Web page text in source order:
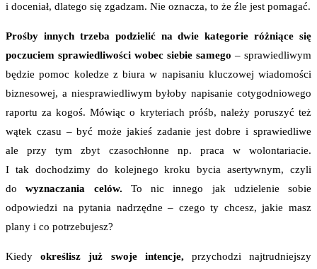
i doceniał, dlatego się zgadzam. Nie oznacza, to że źle jest pomagać.
Prośby innych trzeba podzielić na dwie kategorie różniące się
poczuciem sprawiedliwości wobec siebie samego – sprawiedliwym
będzie pomoc koledze z biura w napisaniu kluczowej wiadomości
biznesowej, a niesprawiedliwym byłoby napisanie cotygodniowego
raportu za kogoś. Mówiąc o kryteriach próśb, należy poruszyć też
wątek czasu – być może jakieś zadanie jest dobre i sprawiedliwe
ale przy tym zbyt czasochłonne np. praca w wolontariacie.
I tak dochodzimy do kolejnego kroku bycia asertywnym, czyli
dowyznaczania celów. To nic innego jak udzielenie sobie
odpowiedzi na pytania nadrzędne – czego ty chcesz, jakie masz
plany i co potrzebujesz?
Kiedyokreślisz już swoje intencje, przychodzi najtrudniejszy